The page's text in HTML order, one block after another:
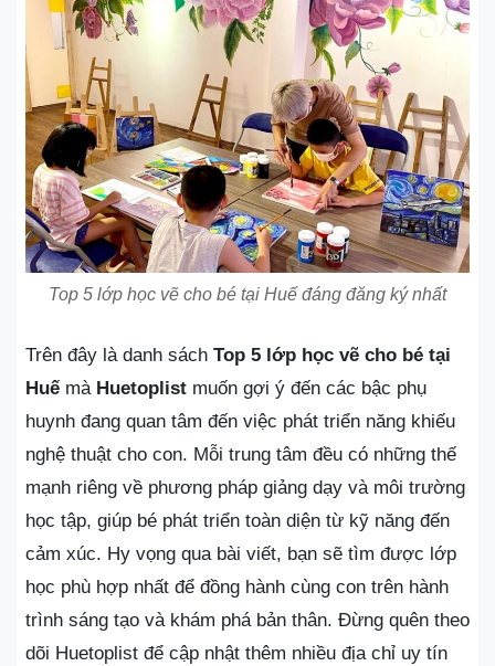
Top 5 lớp học vẽ cho bé tại Huế đáng đăng ký nhất
Trên đây là danh sách Top 5 lớp học vẽ cho bé tại
Huếmà Huetoplist muốn gợi ý đến các bậc phụ
huynh đang quan tâm đến việc phát triển năng khiếu
nghệ thuật cho con. Mỗi trung tâm đều có những thế
mạnh riêng về phương pháp giảng dạy và môi trường
học tập, giúp bé phát triển toàn diện từ kỹ năng đến
cảm xúc. Hy vọng qua bài viết, bạn sẽ tìm được lớp
học phù hợp nhất để đồng hành cùng con trên hành
trình sáng tạo và khám phá bản thân. Đừng quên theo
dõi Huetoplist để cập nhật thêm nhiều địa chỉ uy tín